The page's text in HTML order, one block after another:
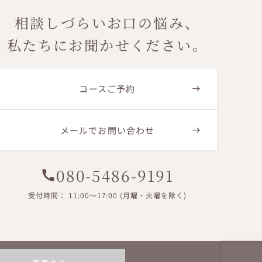
相談しづらいお口の悩み、
私たちにお聞かせください。
コースご予約
メールでお問い合わせ
call080-5486-9191
受付時間： 11:00〜17:00 (月曜・火曜を除く)